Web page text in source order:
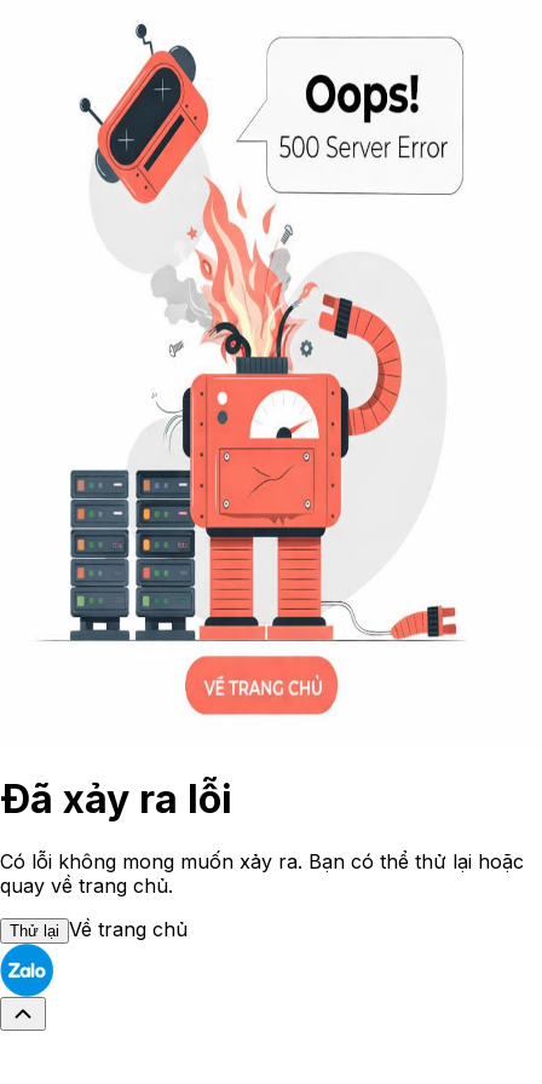
Đã xảy ra lỗi
Có lỗi không mong muốn xảy ra. Bạn có thể thử lại hoặc
quay về trang chủ.
Thử lại Về trang chủ